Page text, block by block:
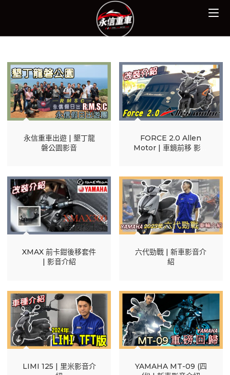
永信重車出遊 | 墾丁龍
磐公園影音
FORCE 2.0 Allen
Motor | 車鏡前移 影音
XMAX 前卡鉗後移套件
| 影音介紹
六代勁戰 | 新車影音介
紹
LIMI 125 | 里米影音介
YAMAHA MT-09 (四